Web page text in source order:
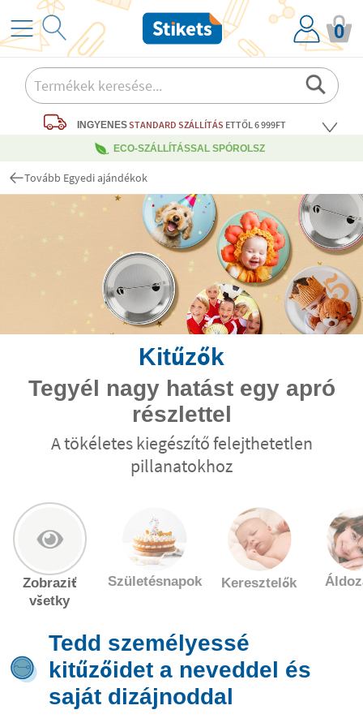
0
INGYENESSTANDARD SZÁLLÍTÁS ETTŐL 6 999FT
ECO-SZÁLLÍTÁSSAL SPÓROLSZ
Tovább Egyedi ajándékok
Kitűzők
Tegyél nagy hatást egy apró
részlettel
A tökéletes kiegészítő felejthetetlen
pillanatokhoz
Zobraziť
všetky
Születésnapok Keresztelők
Tedd személyessé
kitűzőidet a neveddel és
saját dizájnoddal